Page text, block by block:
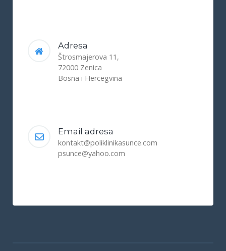
Adresa
Štrosmajerova 11,
72000 Zenica
Bosna i Hercegvina
Email adresa
kontakt@poliklinikasunce.com
psunce@yahoo.com